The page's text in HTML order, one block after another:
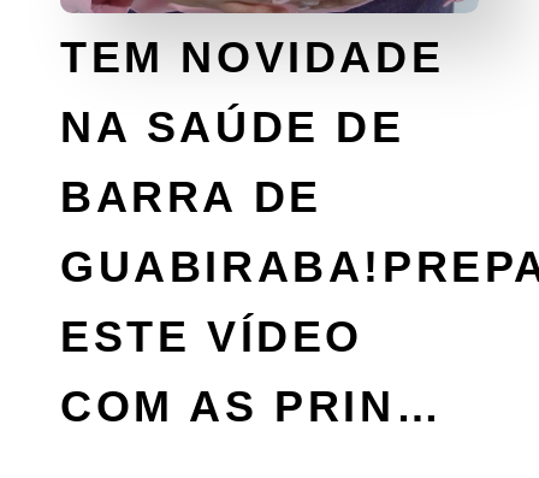
TEM NOVIDADE
NA SAÚDE DE
BARRA DE
ESTE VÍDEO
COM AS PRIN…